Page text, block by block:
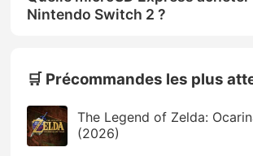
Nintendo Switch 2 ?
🛒 Précommandes les plus
The Legend of Zelda:
(2026)